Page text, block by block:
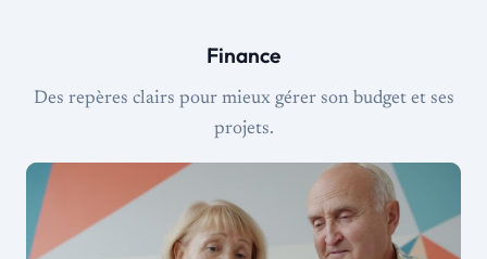
Finance
Des repères clairs pour mieux gérer son budget et ses
projets.